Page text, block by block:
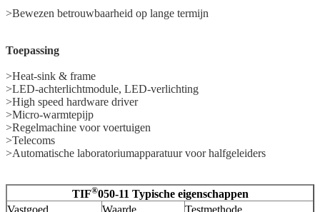
>Bewezen betrouwbaarheid op lange termijn
Toepassing
>Heat-sink & frame
>LED-achterlichtmodule, LED-verlichting
>High speed hardware driver
>Micro-warmtepijp
>Regelmachine voor voertuigen
>Telecoms
>Automatische laboratoriumapparatuur voor halfgeleiders
TIF®050-11 Typische eigenschappen
Vastgoed
Waarde Testmethode